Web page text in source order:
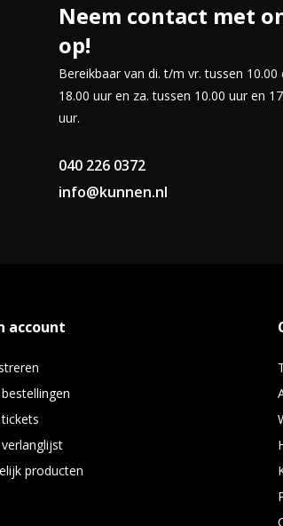
voor wie een betrouwbare en
deze laptop biedt solide
taken eenvoudiger
Neem contact met
op!
Bereikbaar van di. t/m vr. tussen 10.00
18.00 uur en za. tussen 10.00 uur en
uur.
040 226 0372
info@kunnen.nl
account
producten